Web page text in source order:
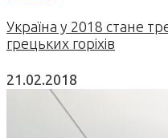
Україна у 2018 стане
грецьких горіхів
21.02.2018